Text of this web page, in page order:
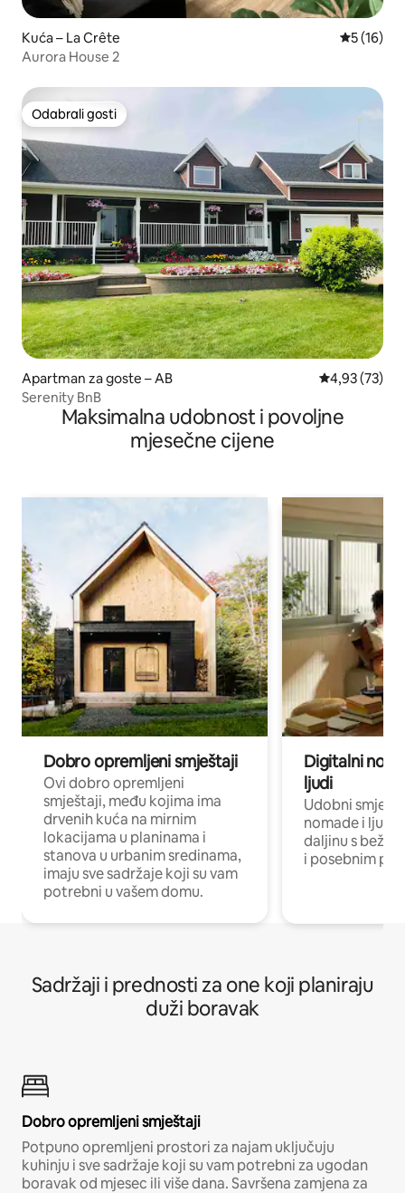
Kuća – La Crête Prosječna
5 (16)
Aurora House 2
Odabrali gosti
Odabrali gosti
Apartman za goste – AB Prosječna
4,93 (73)
Serenity BnB
Maksimalna udobnost i povoljne
mjesečne cijene
Dobro opremljeni smještaji
Ovi dobro opremljeni
smještaji, među kojima ima
drvenih kuća na mirnim
lokacijama u planinama i
stanova u urbanim sredinama,
imaju sve sadržaje koji su vam
potrebni u vašem domu.
Digitalni
ljudi
Udobni
nomade i ljude
daljinu s
i posebnim
Sadržaji i prednosti za one koji planiraju
duži boravak
Dobro opremljeni smještaji
Potpuno opremljeni prostori za najam uključuju
kuhinju i sve sadržaje koji su vam potrebni za ugodan
boravak od mjesec ili više dana. Savršena zamjena za